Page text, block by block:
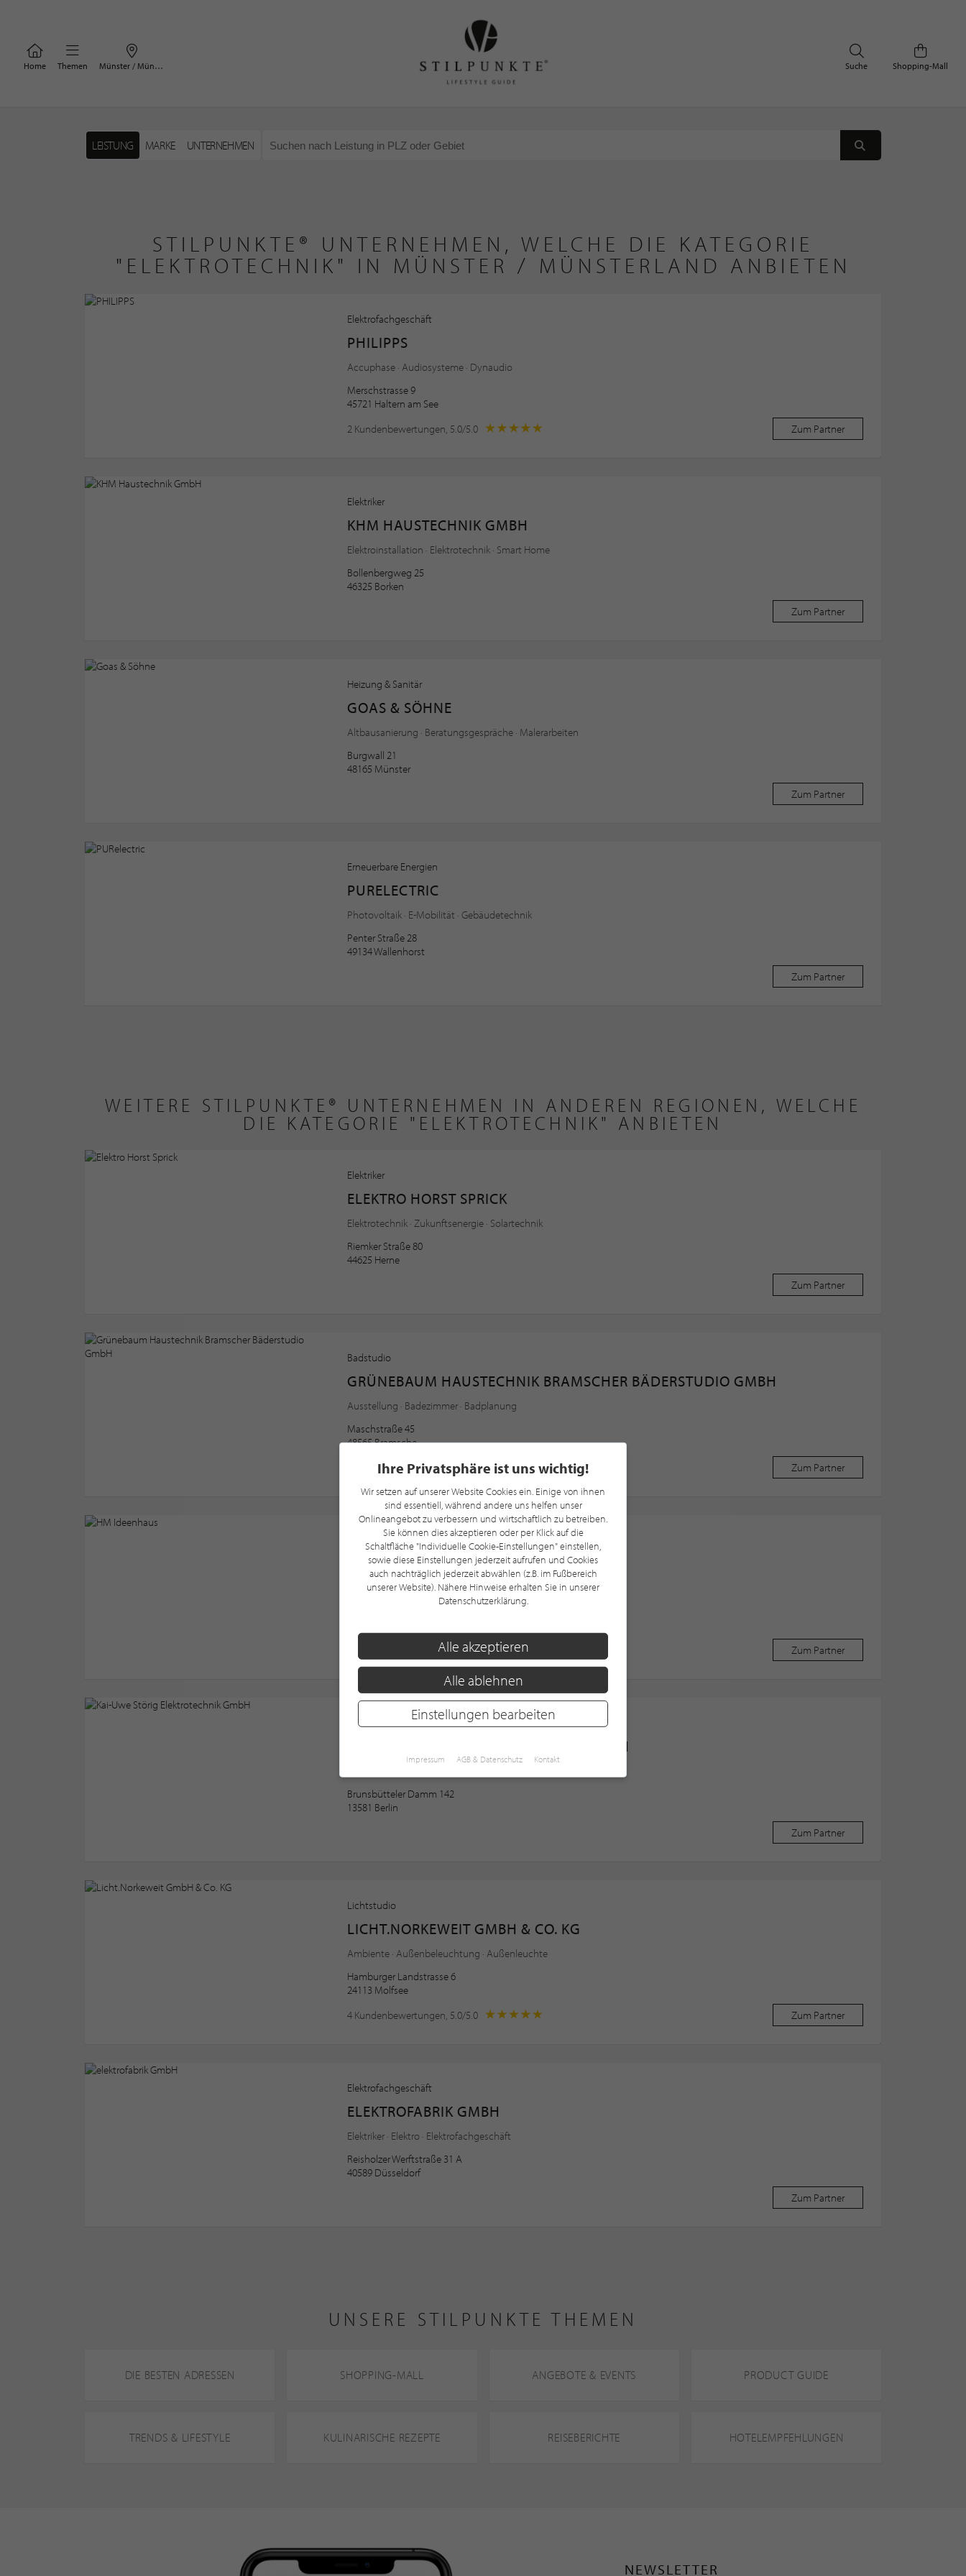
Home Themen Münster / Münsterland Shopping-Mall
Suche
LEISTUNG MARKE UNTERNEHMEN
STILPUNKTE® UNTERNEHMEN, WELCHE DIE KATEGORIE
"ELEKTROTECHNIK" IN MÜNSTER / MÜNSTERLAND ANBIETEN
Elektrofachgeschäft
PHILIPPS
Accuphase · Audiosysteme · Dynaudio
Merschstrasse 9
45721 Haltern am See
2 Kundenbewertungen, 5.0/5.0
Zum Partner
Elektriker
KHM HAUSTECHNIK GMBH
Elektroinstallation · Elektrotechnik · Smart Home
Bollenbergweg 25
46325 Borken
Zum Partner
Heizung & Sanitär
GOAS & SÖHNE
Altbausanierung · Beratungsgespräche · Malerarbeiten
Burgwall 21
48165 Münster
Zum Partner
Erneuerbare Energien
PURELECTRIC
Photovoltaik · E-Mobilität · Gebäudetechnik
Penter Straße 28
49134 Wallenhorst
Zum Partner
WEITERE STILPUNKTE® UNTERNEHMEN IN ANDEREN REGIONEN, WELCHE
DIE KATEGORIE "ELEKTROTECHNIK" ANBIETEN
Elektriker
ELEKTRO HORST SPRICK
Elektrotechnik · Zukunftsenergie · Solartechnik
Riemker Straße 80
44625 Herne
Zum Partner
Badstudio
GRÜNEBAUM HAUSTECHNIK BRAMSCHER BÄDERSTUDIO GMBH
Ausstellung · Badezimmer · Badplanung
Maschstraße 45
48565 Bramsche
5 Kundenbewertungen, 5.0/5.0
Zum Partner
Innenarchitektur
HM IDEENHAUS
Friseureinrichtung · Generalunternehmer · Architektur
Zum Partner
Elektrofachgeschäft
KAI-UWE STÖRIG ELEKTROTECHNIK GMBH
Brunsbütteler Damm 142
13581 Berlin
Zum Partner
Lichtstudio
LICHT.NORKEWEIT GMBH & CO. KG
Ambiente · Außenbeleuchtung · Außenleuchte
Hamburger Landstrasse 6
24113 Molfsee
4 Kundenbewertungen, 5.0/5.0
Zum Partner
Elektrofachgeschäft
ELEKTROFABRIK GMBH
Elektriker · Elektro · Elektrofachgeschäft
Reisholzer Werftstraße 31 A
40589 Düsseldorf
Zum Partner
UNSERE STILPUNKTE THEMEN
DIE BESTEN ADRESSEN SHOPPING-MALL ANGEBOTE & EVENTS PRODUCT GUIDE
TRENDS & LIFESTYLE KULINARISCHE REZEPTE REISEBERICHTE HOTELEMPFEHLUNGEN
NEWSLETTER
Ihre Privatsphäre ist uns wichtig!
Wir setzen auf unserer Website Cookies ein. Einige von ihnen
sind essentiell, während andere uns helfen unser
Onlineangebot zu verbessern und wirtschaftlich zu betreiben.
Sie können dies akzeptieren oder per Klick auf die
Schaltfläche "Individuelle Cookie-Einstellungen" einstellen,
sowie diese Einstellungen jederzeit aufrufen und Cookies
auch nachträglich jederzeit abwählen (z.B. im Fußbereich
unserer Website). Nähere Hinweise erhalten Sie in unserer
Datenschutzerklärung.
Alle akzeptieren
Alle ablehnen
Einstellungen bearbeiten
Impressum AGB & Datenschutz Kontakt